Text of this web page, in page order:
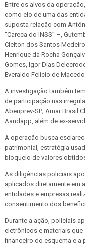
Entre os alvos da
como elo de uma das
suposta relação com
“Careca do INSS” –,
Cleiton dos Santos
Henrique da Rocha
Gomes, Igor Dias
Everaldo Felício de
A investigação também
de participação nas
Abenprev-SP; Amar Brasil
Aandapp, além de ex-
A operação busca
patrimonial, estratégia
bloqueio de valores
As diligências policiais
aplicados diretamente em
entidades e empresas
consentimento dos
Durante a ação, policiais
eletrônicos e materiais
financeiro do esquema e a